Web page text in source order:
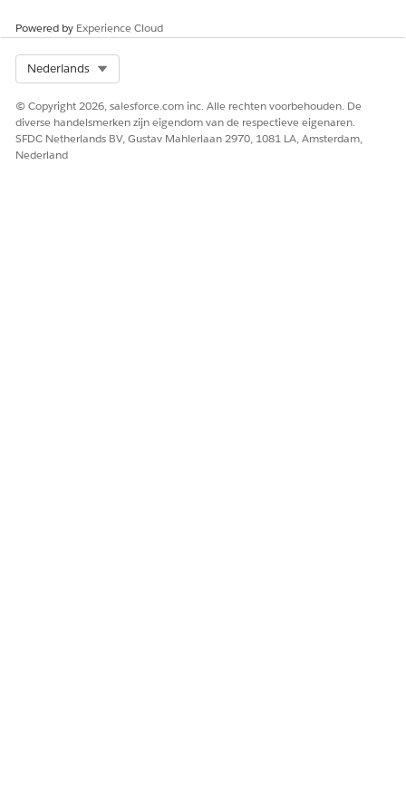
Powered by Experience Cloud
Nederlands
© Copyright 2026, salesforce.com inc. Alle rechten voorbehouden. De
diverse handelsmerken zijn eigendom van de respectieve eigenaren.
SFDC Netherlands BV, Gustav Mahlerlaan 2970, 1081 LA, Amsterdam,
Nederland